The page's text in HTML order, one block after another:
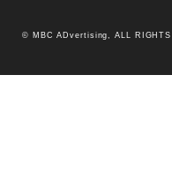
© MBC ADvertising, ALL RIGHTS